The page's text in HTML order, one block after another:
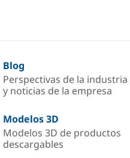
Blog
Perspectivas de la industria
y noticias de la empresa
Modelos 3D
Modelos 3D de productos
descargables